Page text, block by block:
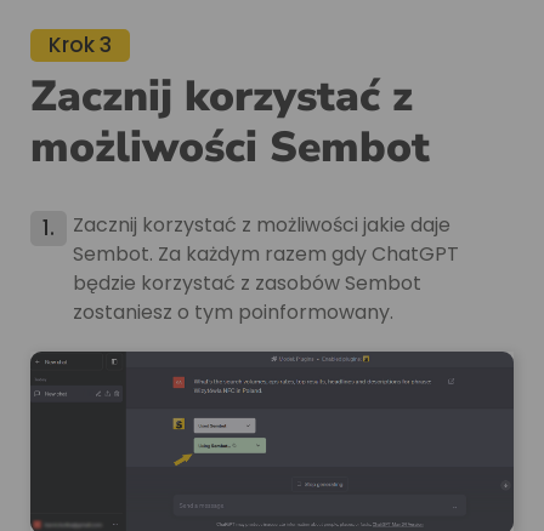
Krok 3
Zacznij korzystać z
możliwości Sembot
1.
Zacznij korzystać z możliwości jakie daje
Sembot. Za każdym razem gdy ChatGPT
będzie korzystać z zasobów Sembot
zostaniesz o tym poinformowany.